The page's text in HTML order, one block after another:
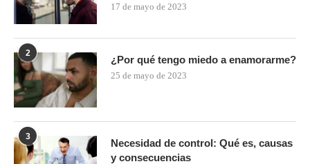
17 de mayo de 2023
2
¿Por qué tengo miedo a enamorarme?
25 de mayo de 2023
3
Necesidad de control: Qué es, causas
y consecuencias